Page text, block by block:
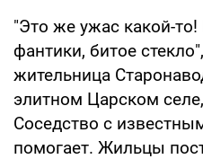
"Это же ужас какой-
фантики, битое
жительница
элитном Царском
Соседство с
помогает. Жильцы